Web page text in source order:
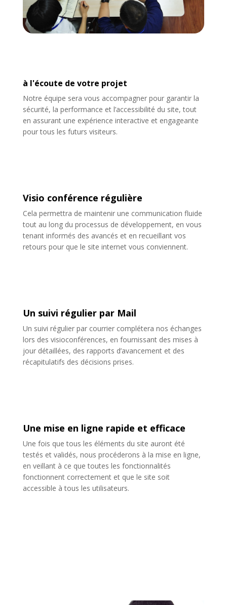
à l'écoute de votre projet
Notre équipe sera vous accompagner pour garantir la
sécurité, la performance et l’accessibilité du site, tout
en assurant une expérience interactive et engageante
pour tous les futurs visiteurs.
Visio conférence régulière
Cela permettra de maintenir une communication fluide
tout au long du processus de développement, en vous
tenant informés des avancés et en recueillant vos
retours pour que le site internet vous conviennent.
Un suivi régulier par Mail
Un suivi régulier par courrier complétera nos échanges
lors des visioconférences, en fournissant des mises à
jour détaillées, des rapports d’avancement et des
récapitulatifs des décisions prises.
Une mise en ligne rapide et efficace
Une fois que tous les éléments du site auront été
testés et validés, nous procéderons à la mise en ligne,
en veillant à ce que toutes les fonctionnalités
fonctionnent correctement et que le site soit
accessible à tous les utilisateurs.